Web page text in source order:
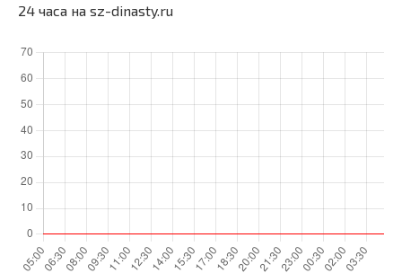
24 часа на sz-dinasty.ru